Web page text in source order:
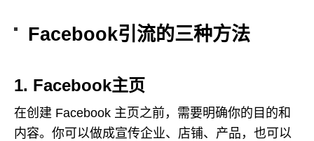
Facebook引流的三种方法
1. Facebook主页
在创建 Facebook 主页之前，需要明确你的目的和
内容。你可以做成宣传企业、店铺、产品，也可以